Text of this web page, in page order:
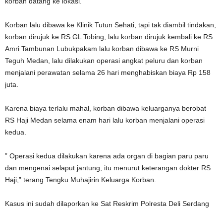
Korban lalu dibawa ke Klinik Tutun Sehati, tapi tak diambil tindakan,
korban dirujuk ke RS GL Tobing, lalu korban dirujuk kembali ke RS
Amri Tambunan Lubukpakam lalu korban dibawa ke RS Murni
Teguh Medan, lalu dilakukan operasi angkat peluru dan korban
menjalani perawatan selama 26 hari menghabiskan biaya Rp 158
juta.
Karena biaya terlalu mahal, korban dibawa keluarganya berobat
RS Haji Medan selama enam hari lalu korban menjalani operasi
kedua.
” Operasi kedua dilakukan karena ada organ di bagian paru paru
dan mengenai selaput jantung, itu menurut keterangan dokter RS
Haji,” terang Tengku Muhajirin Keluarga Korban.
Kasus ini sudah dilaporkan ke Sat Reskrim Polresta Deli Serdang